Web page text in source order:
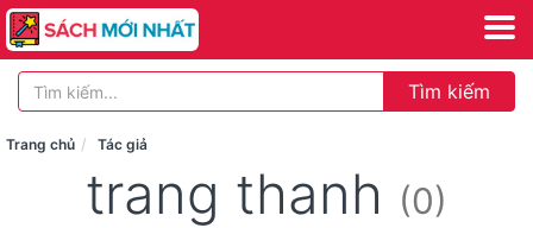
Tìm kiếm
Trang chủ Tác giả
trang thanh (0)